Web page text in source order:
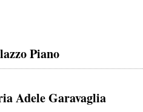
Piano
Adele Garavaglia